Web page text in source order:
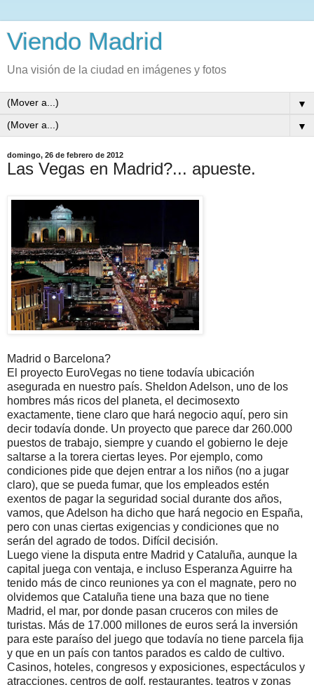
Viendo Madrid
Una visión de la ciudad en imágenes y fotos
▼
▼
domingo, 26 de febrero de 2012
Las Vegas en Madrid?... apueste.
Madrid o Barcelona?
El proyecto EuroVegas no tiene todavía ubicación
asegurada en nuestro país. Sheldon Adelson, uno de los
hombres más ricos del planeta, el decimosexto
exactamente, tiene claro que hará negocio aquí, pero sin
decir todavía donde. Un proyecto que parece dar 260.000
puestos de trabajo, siempre y cuando el gobierno le deje
saltarse a la torera ciertas leyes. Por ejemplo, como
condiciones pide que dejen entrar a los niños (no a jugar
claro), que se pueda fumar, que los empleados estén
exentos de pagar la seguridad social durante dos años,
vamos, que Adelson ha dicho que hará negocio en España,
pero con unas ciertas exigencias y condiciones que no
serán del agrado de todos. Difícil decisión.
Luego viene la disputa entre Madrid y Cataluña, aunque la
capital juega con ventaja, e incluso Esperanza Aguirre ha
tenido más de cinco reuniones ya con el magnate, pero no
olvidemos que Cataluña tiene una baza que no tiene
Madrid, el mar, por donde pasan cruceros con miles de
turistas. Más de 17.000 millones de euros será la inversión
para este paraíso del juego que todavía no tiene parcela fija
y que en un país con tantos parados es caldo de cultivo.
Casinos, hoteles, congresos y exposiciones, espectáculos y
atracciones, centros de golf, restaurantes, teatros y zonas